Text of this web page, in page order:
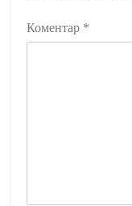
Коментар *